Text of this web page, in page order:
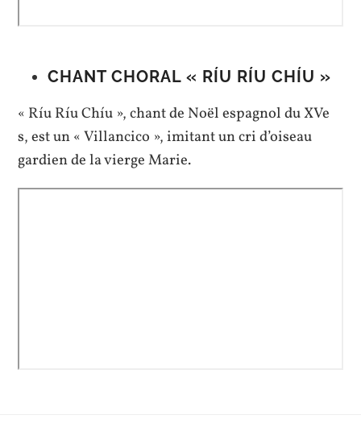
CHANT CHORAL « RÍU RÍU CHÍU »
« Ríu Ríu Chíu », chant de Noël espagnol du XVe
s, est un « Villancico », imitant un cri d’oiseau
gardien de la vierge Marie.